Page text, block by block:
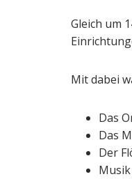
Gleich um
Mit dabei
Das
Das
Der